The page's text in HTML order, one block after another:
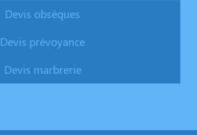
Devis obsèques
Devis prévoyance
Devis marbrerie